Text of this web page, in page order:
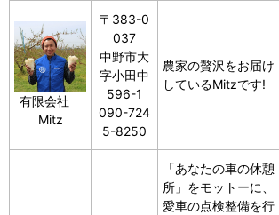
有限会社
Mitz
〒383-0
037
中野市大
字小田中
596-1
090-724
5-8250
農家の贅沢をお届け
しているMitzです!
「あなたの車の休憩
所」をモットーに、
愛車の点検整備を行